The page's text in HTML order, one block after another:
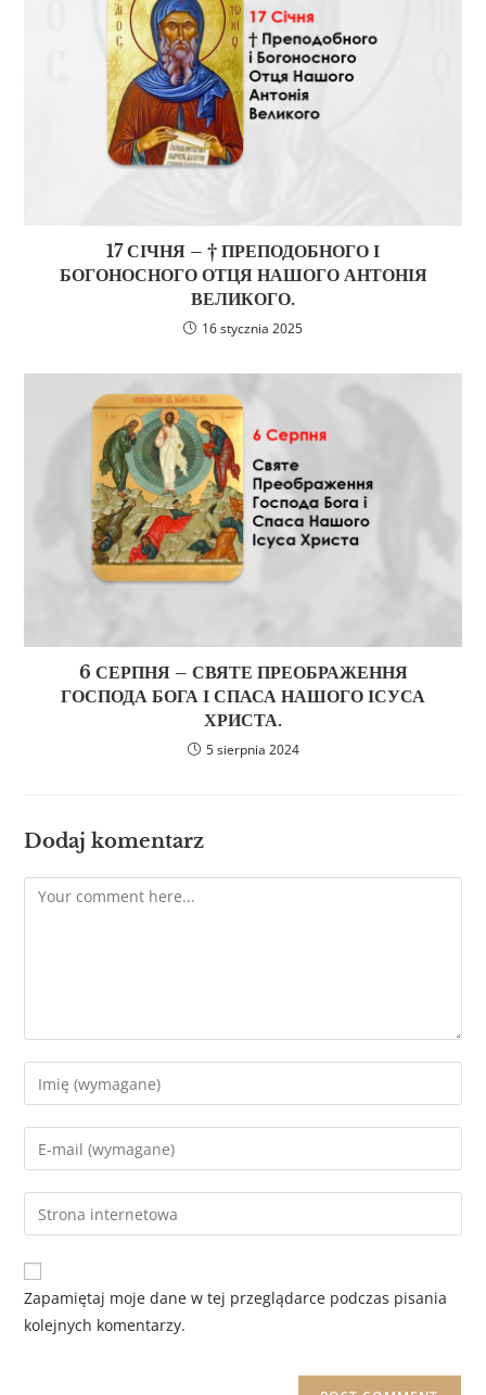
17 СІЧНЯ – † ПРЕПОДОБНОГО І
БОГОНОСНОГО ОТЦЯ НАШОГО АНТОНІЯ
ВЕЛИКОГО.
16 stycznia 2025
6 СЕРПНЯ – СВЯТЕ ПРЕОБРАЖЕННЯ
ГОСПОДА БОГА І СПАСА НАШОГО ІСУСА
ХРИСТА.
5 sierpnia 2024
Dodaj komentarz
Zapamiętaj moje dane w tej przeglądarce podczas pisania
kolejnych komentarzy.